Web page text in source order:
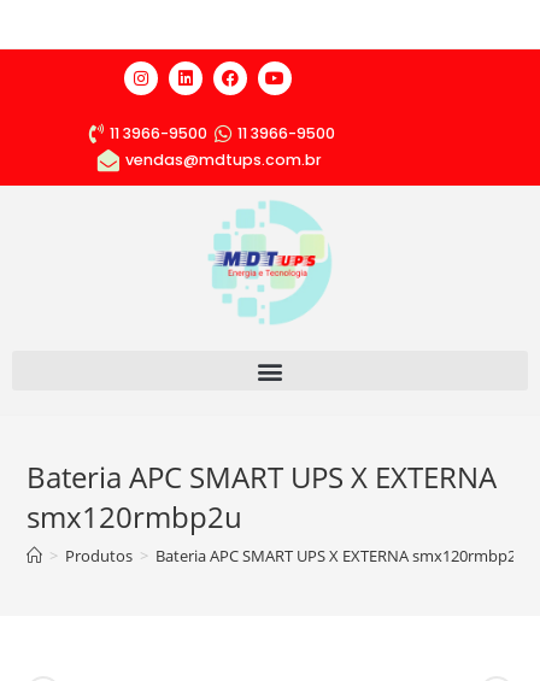
11 3966-9500
11 3966-9500
vendas@mdtups.com.br
Bateria APC SMART UPS X EXTERNA
smx120rmbp2u
> Produtos > Bateria APC SMART UPS X EXTERNA smx120rmbp2u